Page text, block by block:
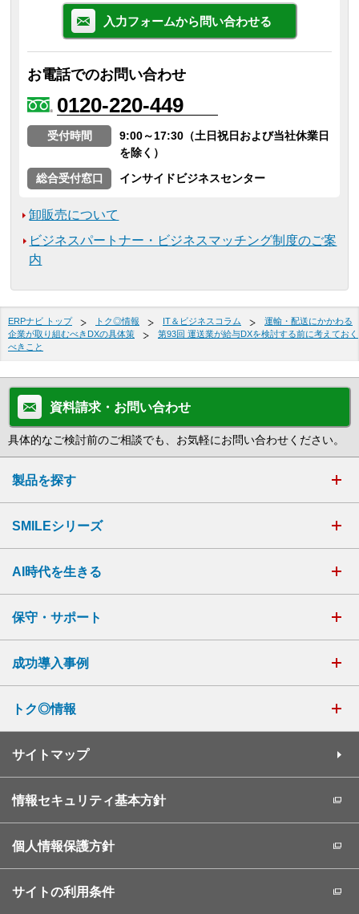
入力フォームから問い合わせる
お電話でのお問い合わせ
0120-220-449
受付時間
9:00～17:30（土日祝日および当社休業日
を除く）
総合受付窓口
インサイドビジネスセンター
卸販売について
ビジネスパートナー・ビジネスマッチング制度のご案
内
ERPナビ トップ トク◎情報 IT＆ビジネスコラム
運輸・配送にかかわる
企業が取り組むべきDXの具体策
第93回 運送業が給与DXを検討する前に考えておく
べきこと
資料請求・お問い合わせ
具体的なご検討前のご相談でも、お気軽にお問い合わせください。
製品を探す
SMILEシリーズ
AI時代を生きる
保守・サポート
成功導入事例
トク◎情報
サイトマップ
情報セキュリティ基本方針
個人情報保護方針
サイトの利用条件